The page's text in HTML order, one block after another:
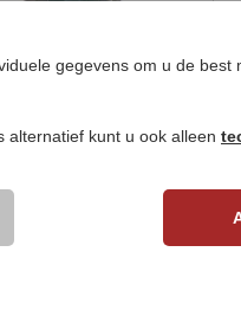
gegevens om u de best
alternatief kunt u ook alleen